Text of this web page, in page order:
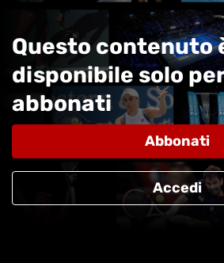
Questo contenuto
disponibile solo
abbonati
Abbonati
Accedi